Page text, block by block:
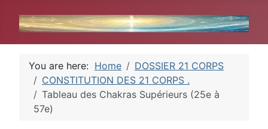
You are here: Home
DOSSIER 21 CORPS
CONSTITUTION DES 21 CORPS .
Tableau des Chakras Supérieurs (25e à
57e)